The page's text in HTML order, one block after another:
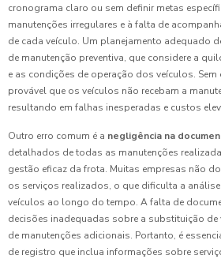
cronograma claro ou sem definir metas
manutenções irregulares e à falta de
de cada veículo. Um planejamento adequado
de manutenção preventiva, que considere a
e as condições de operação dos veículos. Sem
provável que os veículos não recebam a
resultando em falhas inesperadas e custos
Outro erro comum é a negligência na
detalhados de todas as manutenções
gestão eficaz da frota. Muitas empresas não
os serviços realizados, o que dificulta a
veículos ao longo do tempo. A falta de
decisões inadequadas sobre a substituição
de manutenções adicionais. Portanto, é
de registro que inclua informações sobre